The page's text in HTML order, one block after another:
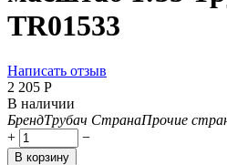
TR01533
Написать отзыв
2 205 Р
В наличии
БрендТрубач СтранаПрочие
+
−
В корзину